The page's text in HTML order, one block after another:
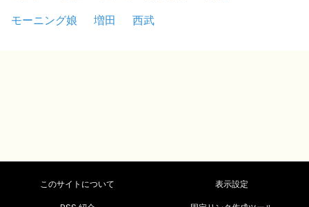
モーニング娘
増田 西武
このサイトについて 表示設定